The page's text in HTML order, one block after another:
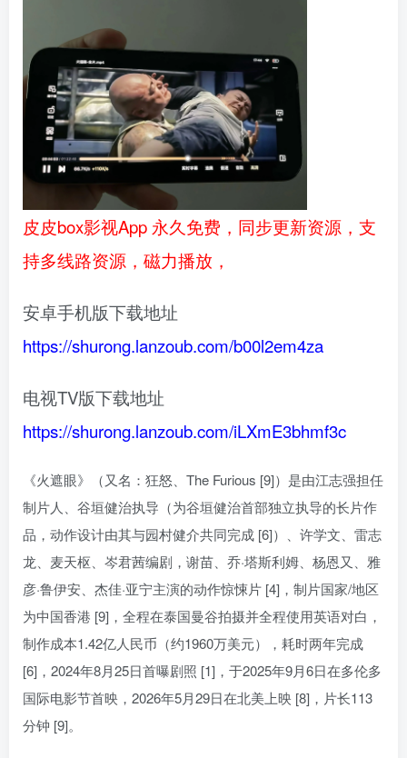
皮皮box影视App 永久免费，同步更新资源，支
持多线路资源，磁力播放，
安卓手机版下载地址
https://shurong.lanzoub.com/b00l2em4za
电视TV版下载地址
https://shurong.lanzoub.com/iLXmE3bhmf3c
《火遮眼》（又名：狂怒、The Furious [9]）是由江志强担任
制片人、谷垣健治执导（为谷垣健治首部独立执导的长片作
品，动作设计由其与园村健介共同完成 [6]）、许学文、雷志
龙、麦天枢、岑君茜编剧，谢苗、乔·塔斯利姆、杨恩又、雅
彦·鲁伊安、杰佳·亚宁主演的动作惊悚片 [4]，制片国家/地区
为中国香港 [9]，全程在泰国曼谷拍摄并全程使用英语对白，
制作成本1.42亿人民币（约1960万美元），耗时两年完成
[6]，2024年8月25日首曝剧照 [1]，于2025年9月6日在多伦多
国际电影节首映，2026年5月29日在北美上映 [8]，片长113
分钟 [9]。